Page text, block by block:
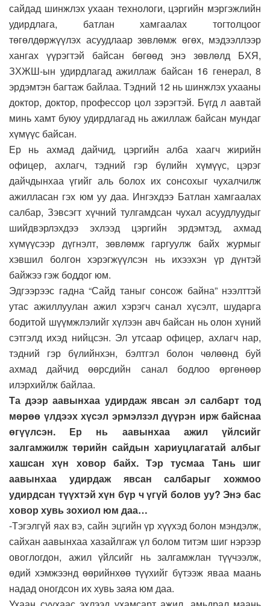
сайдад шинжлэх ухаан технологи, цэргийн мэргэжлийн
удирдлага, батлан хамгаалах тогтолцоог
төгөлдөржүүлэх асуудлаар зөвлөмж өгөх, мэдээллээр
хангах үүрэгтэй байсан бөгөөд энэ зөвлөлд БХЯ,
ЗХЖШ-ын удирдлагад ажиллаж байсан 16 генерал, 8
эрдэмтэн багтаж байлаа. Тэдний 12 нь шинжлэх ухааны
доктор, доктор, профессор цол зэрэгтэй. Бүгд л аавтай
минь хамт буюу удирдлагад нь ажиллаж байсан мундаг
хүмүүс байсан.
Ер нь ахмад дайчид, цэргийн алба хаагч жирийн
офицер, ахлагч, тэдний гэр бүлийн хүмүүс, цэрэг
дайчдынхаа үгийг аль болох их сонсохыг чухалчилж
ажилласан гэх юм уу даа. Ингэхдээ Батлан хамгаалах
салбар, Зэвсэгт хүчний тулгамдсан чухал асуудлуудыг
шийдвэрлэхдээ эхлээд цэргийн эрдэмтэд, ахмад
хүмүүсээр дүгнэлт, зөвлөмж гаргуулж байх журмыг
хэвшил болгон хэрэгжүүлсэн нь ихээхэн үр дүнтэй
байжээ гэж боддог юм.
Эдгээрээс гадна “Сайд таныг сонсож байна” нээлттэй
утас ажиллуулан ажил хэрэгч санал хүсэлт, шударга
бодитой шүүмжлэлийг хүлээн авч байсан нь олон хүний
сэтгэлд ихэд нийцсэн. Эл утсаар офицер, ахлагч нар,
тэдний гэр бүлийнхэн, бэлтгэл болон чөлөөнд буй
ахмад дайчид өөрсдийн санал бодлоо өргөнөөр
илэрхийлж байлаа.
Та дээр аавынхаа удирдаж явсан эл салбарт тод
мөрөө үлдээх хүсэл эрмэлзэл дүүрэн ирж байснаа
өгүүлсэн. Ер нь аавынхаа ажил үйлсийг
залгамжилж төрийн сайдын хариуцлагатай албыг
хашсан хүн ховор байх. Тэр тусмаа Тань шиг
аавынхаа удирдаж явсан салбарыг хожмоо
удирдсан түүхтэй хүн бүр ч үгүй болов уу? Энэ бас
ховор хувь зохиол юм даа…
-Тэгэлгүй яах вэ, сайн эцгийн үр хүүхэд болон мэндэлж,
сайхан аавынхаа хазайлгаж үл болом титэм шиг нэрээр
овоглогдон, ажил үйлсийг нь залгамжлан түүчээлж,
өдий хэмжээнд өөрийнхөө түүхийг бүтээж яваа маань
надад оногдсон их хувь заяа юм даа.